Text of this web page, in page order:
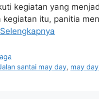
kegiatan yang
kegiatan itu, panitia
santai may day, may